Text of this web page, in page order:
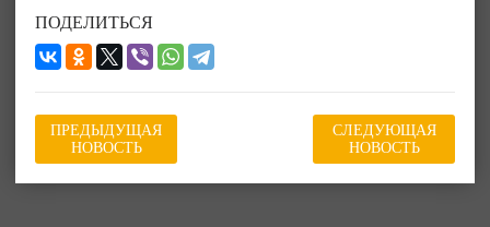
ПОДЕЛИТЬСЯ
ПРЕДЫДУЩАЯ
НОВОСТЬ
СЛЕДУЮЩАЯ
НОВОСТЬ